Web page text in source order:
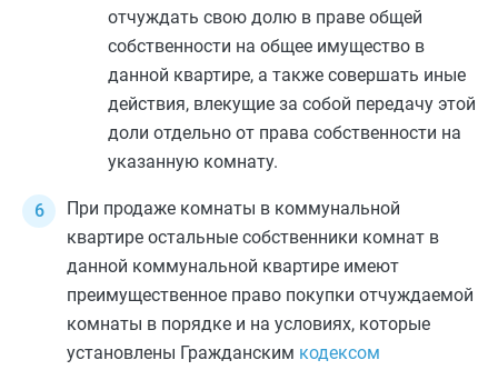
отчуждать свою долю в праве общей
собственности на общее имущество в
данной квартире, а также совершать иные
действия, влекущие за собой передачу этой
доли отдельно от права собственности на
указанную комнату.
При продаже комнаты в коммунальной
квартире остальные собственники комнат в
данной коммунальной квартире имеют
преимущественное право покупки отчуждаемой
комнаты в порядке и на условиях, которые
установлены Гражданским кодексом